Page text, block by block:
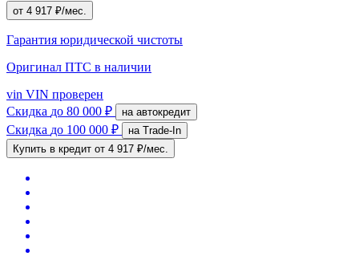
от 4 917 ₽/мес.
Гарантия юридической чистоты
Оригинал ПТС в наличии
vin VIN проверен
Скидка до 80 000 ₽ на автокредит
Скидка до 100 000 ₽
на Trade-In
Купить в кредит от 4 917 ₽/мес.